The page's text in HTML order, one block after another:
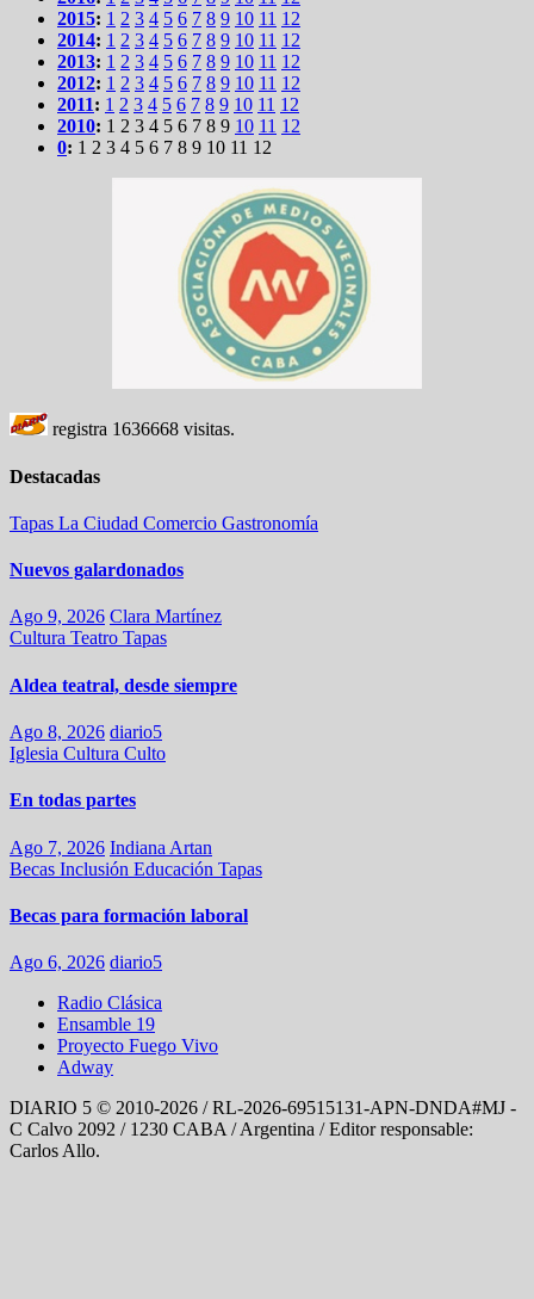
2015: 1 2 3 4 5 6 7 8 9 10 11 12
2014: 1 2 3 4 5 6 7 8 9 10 11 12
2013: 1 2 3 4 5 6 7 8 9 10 11 12
2012: 1 2 3 4 5 6 7 8 9 10 11 12
2011: 1 2 3 4 5 6 7 8 9 10 11 12
2010: 1 2 3 4 5 6 7 8 9 10 11 12
0: 1 2 3 4 5 6 7 8 9 10 11 12
registra 1636668 visitas.
Destacadas
Tapas La Ciudad Comercio Gastronomía
Nuevos galardonados
Ago 9, 2026 Clara Martínez
Cultura Teatro Tapas
Aldea teatral, desde siempre
Ago 8, 2026 diario5
Iglesia Cultura Culto
En todas partes
Ago 7, 2026 Indiana Artan
Becas Inclusión Educación Tapas
Becas para formación laboral
Ago 6, 2026 diario5
Radio Clásica
Ensamble 19
Proyecto Fuego Vivo
Adway
DIARIO 5 © 2010-2026 / RL-2026-69515131-APN-DNDA#MJ -
C Calvo 2092 / 1230 CABA / Argentina / Editor responsable:
Carlos Allo.